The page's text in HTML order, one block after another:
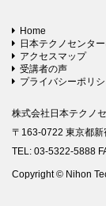
Home
日本テクノセンタ
アクセスマップ
受講者の声
プライバシーポリ
株式会社日本テクノ
〒163-0722 東京都
TEL: 03-5322-5888
Copyright © Nihon